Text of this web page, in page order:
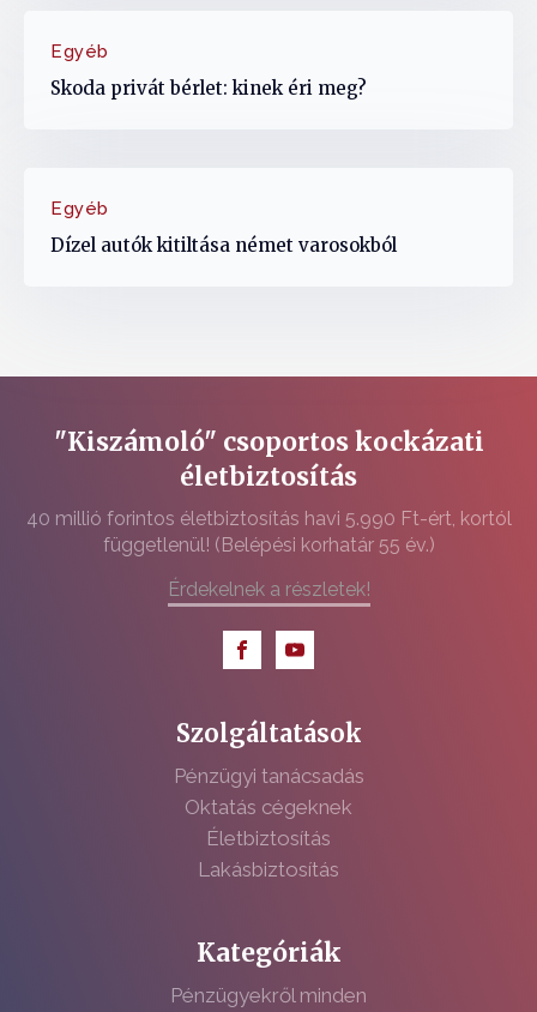
Egyéb
Skoda privát bérlet: kinek éri meg?
Egyéb
Dízel autók kitiltása német varosokból
"Kiszámoló" csoportos kockázati
életbiztosítás
40 millió forintos életbiztosítás havi 5.990 Ft-ért, kortól
függetlenül! (Belépési korhatár 55 év.)
Érdekelnek a részletek!
Szolgáltatások
Pénzügyi tanácsadás
Oktatás cégeknek
Életbiztosítás
Lakásbiztosítás
Kategóriák
Pénzügyekről minden